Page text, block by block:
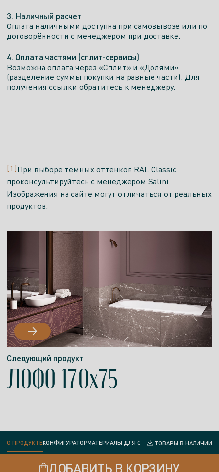
О ПРОДУКТЕКОНФИГУРАТОРМАТЕРИАЛЫ ДЛЯ СКАЧИВАНИЯДОСТАВКА И
ТОВАРЫ В НАЛИЧИИ
ДОБАВИТЬ В КОРЗИНУ
3. Наличный расчет
Оплата наличными доступна при самовывозе или по
договорённости с менеджером при доставке.
4. Оплата частями (сплит-сервисы)
Возможна оплата через «Сплит» и «Долями»
(разделение суммы покупки на равные части). Для
получения ссылки обратитесь к менеджеру.
[1]При выборе тёмных оттенков RAL Classic
проконсультируйтесь с менеджером Salini.
Изображения на сайте могут отличаться от реальных
продуктов.
Следующий продукт
ЛОФО 170x75